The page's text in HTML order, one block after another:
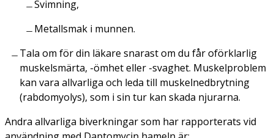
Svimning,
Metallsmak i munnen.
Tala om för din läkare snarast om du får oförklarlig
muskelsmärta, -ömhet eller -svaghet. Muskelproblem
kan vara allvarliga och leda till muskelnedbrytning
(rabdomyolys), som i sin tur kan skada njurarna.
Andra allvarliga biverkningar som har rapporterats vid